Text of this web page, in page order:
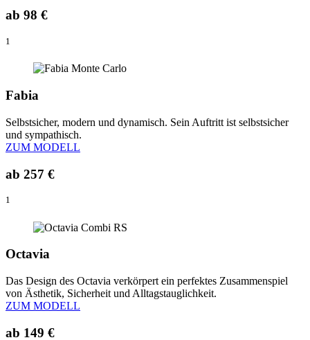
ab 98 €
1
Fabia
Selbstsicher, modern und dynamisch. Sein Auftritt ist selbstsicher
und sympathisch.
ZUM MODELL
ab 257 €
1
Octavia
Das Design des Octavia verkörpert ein perfektes Zusammenspiel
von Ästhetik, Sicherheit und Alltagstauglichkeit.
ZUM MODELL
ab 149 €